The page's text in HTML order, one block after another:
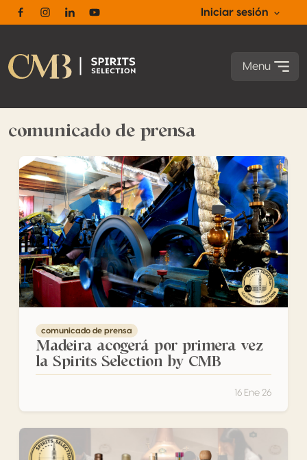
FacebookInstagram
LinkedinYoutube
Iniciar sesión
Menu
comunicado de prensa
Madeira acogerá por primera vez la Spirits Selection by
comunicado de prensa
Madeira acogerá por primera vez
la Spirits Selection by CMB
16 Ene 26
Resultados de la 27 edición del Spirits Selection by CMB: